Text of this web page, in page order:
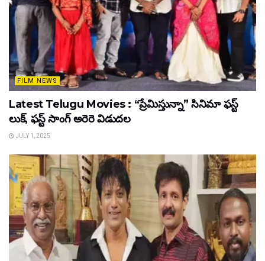
FILM NEWS
Latest Telugu Movies : “ప్రేమిస్తున్నా” సినిమా ఫస్ట్
లుక్, ఫస్ట్ సాంగ్ అరెరె విడుదల
JULY 1, 2025